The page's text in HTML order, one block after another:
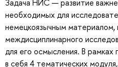
Задача НИС — развитие
необходимых для
немецкоязычным материалом,
междисциплинарного
для его осмысления. В
в себя 4 тематических